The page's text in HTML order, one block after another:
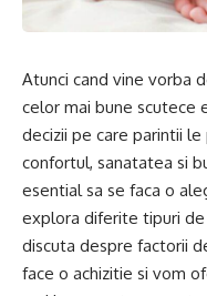
Atunci cand vine vorba
celor mai bune scutece
decizii pe care parintii
confortul, sanatatea si
esential sa se faca o
explora diferite tipuri
discuta despre factorii
face o achizitie si vom